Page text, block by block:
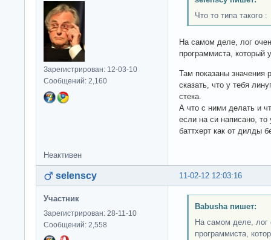
Зарегистрирован: 12-03-10
Сообщений: 2,160
Что то типа такого :
На самом деле, лог
программиста, который
Там показаны значения
сказать, что у тебя
стека.
А что с ними делать и
если на си написано, то
баттхерт как от дилды
Неактивен
11-02-12 12:03:16
selenscy
Участник
Зарегистрирован: 28-11-10
Сообщений: 2,558
Babusha пишет:
На самом деле, лог
программиста,